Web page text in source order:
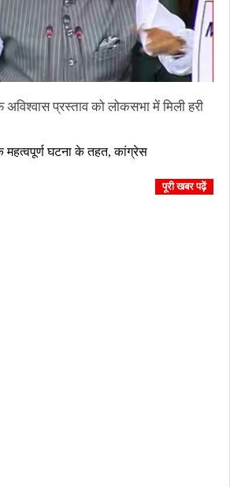
प्रस्ताव को लोकसभा में मिली हरी
महत्वपूर्ण घटना के तहत, कांग्रेस
पूरी खबर पढ़ें